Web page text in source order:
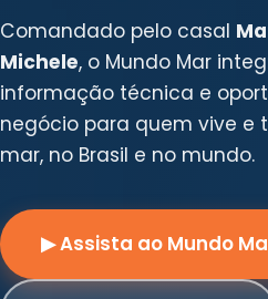
Comandado pelo casal
Michele, o Mundo Mar
informação técnica e
negócio para quem vive e
mar, no Brasil e no mundo.
▶ Assista ao Mundo